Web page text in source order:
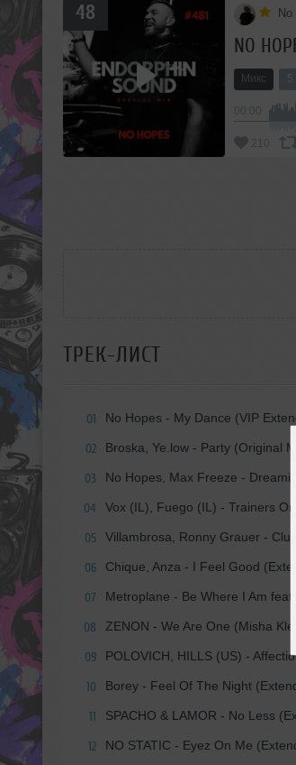
48 No
NO
Микс 5
210
ТРЕК-ЛИСТ
01 No Hopes - My Dance (VIP
02 Broska, Ye.low - Party (Original
03 No Hopes, Max Freeze -
04 Vox (IL), Fuego (IL) - Trainers On
05 Villambrosa, Ronny Grauer -
06 Chique, Anza - I Feel Good
07 Metroplane - Be Where I Am
08 ZENON - We Are One (Misha
09 POLOVICH, HILLS (US) -
10 Borey - Feel Of The Night
11 SPACHO & LAMOR - No Less
12 NO STATIC - Eyez On Me